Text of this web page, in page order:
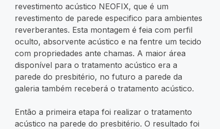
revestimento acústico NEOFIX, que é um
revestimento de parede especifico para ambientes
reverberantes. Esta montagem é feia com perfil
oculto, absorvente acústico e na fentre um tecido
com propriedades ante chamas. A maior área
disponível para o tratamento acústico era a
parede do presbitério, no futuro a parede da
galeria também receberá o tratamento acústico.
Então a primeira etapa foi realizar o tratamento
acústico na parede do presbitério. O resultado foi